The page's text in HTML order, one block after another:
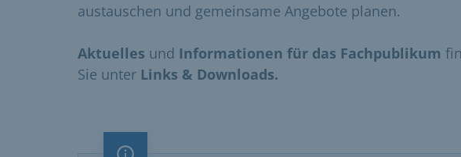
austauschen und gemeinsame Angebote planen.
Aktuelles und Informationen für das Fachpublikum
Sie unter Links & Downloads.